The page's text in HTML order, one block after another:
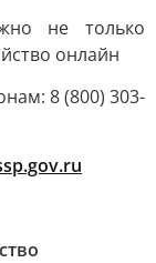
не только
онлайн
8 (800) 303-